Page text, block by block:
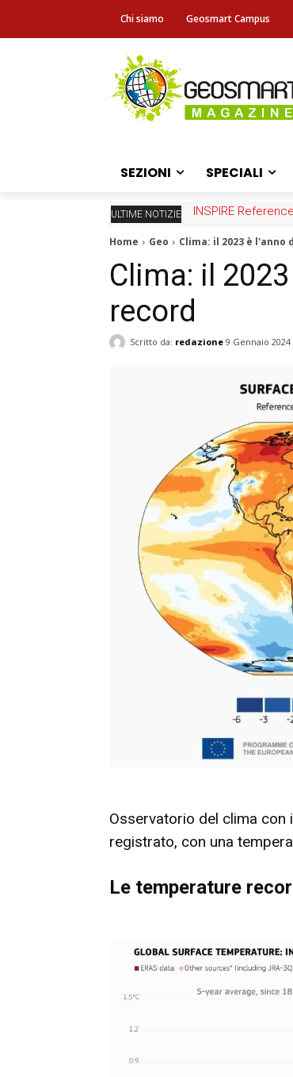
Chi siamo Geosmart Campus
SEZIONI SPECIALI
ULTIME NOTIZIE Fascicolo
INSPIRE Reference
Home Geo Clima: il 2023 è
Clima: il
record
Scritto da: redazione 9 Gennaio 2024
Osservatorio del clima con
registrato, con una
Le temperature